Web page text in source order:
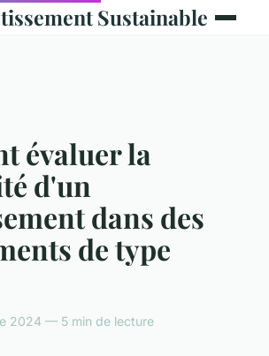
Sustainable
évaluer la
d'un
dans des
de type
2024 — 5 min de lecture